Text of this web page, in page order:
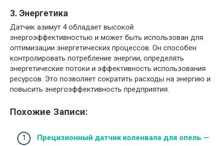
3. Энергетика
Датчик азимут 4 обладает высокой
энергоэффективностью и может быть использован для
оптимизации энергетических процессов. Он способен
контролировать потребление энергии, определять
энергетические потоки и эффективность использования
ресурсов. Это позволяет сократить расходы на энергию и
повысить энергоэффективность предприятия.
Похожие Записи:
Прецизионный датчик коленвала для опель —